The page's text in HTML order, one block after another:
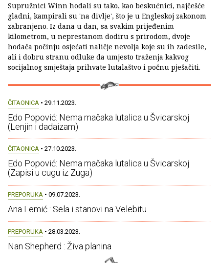
Supružnici Winn hodali su tako, kao beskućnici, najčešće
gladni, kampirali su 'na divlje', što je u Engleskoj zakonom
zabranjeno. Iz dana u dan, sa svakim prijeđenim
kilometrom, u neprestanom dodiru s prirodom, dvoje
hodača počinju osjećati naličje nevolja koje su ih zadesile,
ali i dobru stranu odluke da umjesto traženja kakvog
socijalnog smještaja prihvate lutalaštvo i počnu pješačiti.
ČITAONICA • 29.11.2023.
Edo Popović: Nema mačaka lutalica u Švicarskoj
(Lenjin i dadaizam)
ČITAONICA • 27.10.2023.
Edo Popović: Nema mačaka lutalica u Švicarskoj
(Zapisi u cugu iz Zuga)
PREPORUKA • 09.07.2023.
Ana Lemić : Sela i stanovi na Velebitu
PREPORUKA • 28.03.2023.
Nan Shepherd : Živa planina